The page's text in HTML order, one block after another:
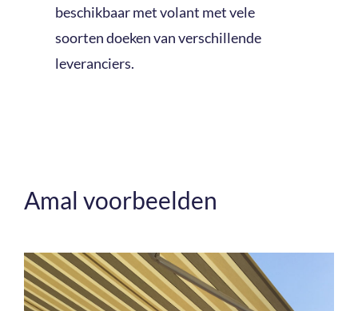
beschikbaar met volant met vele
soorten doeken van verschillende
leveranciers.
Amal voorbeelden